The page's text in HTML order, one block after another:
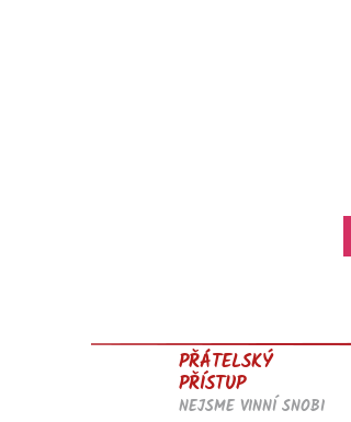
PŘÁTELSKÝ
PŘÍSTUP
NEJSME VINNÍ SNOBI